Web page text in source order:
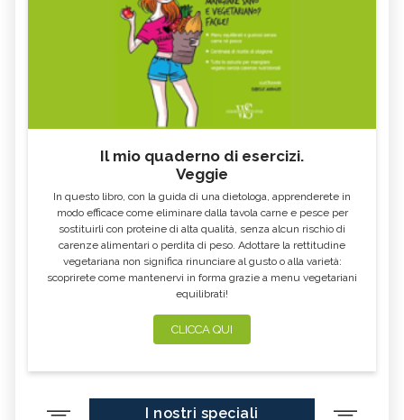
Il mio quaderno di esercizi.
Veggie
In questo libro, con la guida di una dietologa, apprenderete in
modo efficace come eliminare dalla tavola carne e pesce per
sostituirli con proteine di alta qualità, senza alcun rischio di
carenze alimentari o perdita di peso. Adottare la rettitudine
vegetariana non significa rinunciare al gusto o alla varietà:
scoprirete come mantenervi in forma grazie a menu vegetariani
equilibrati!
CLICCA QUI
I nostri speciali